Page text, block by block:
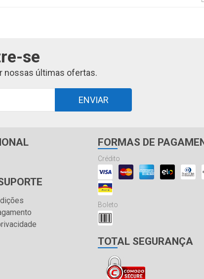
se
nossas últimas ofertas.
ENVIAR
FORMAS DE
Crédito
Boleto
TOTAL SEGURANÇA